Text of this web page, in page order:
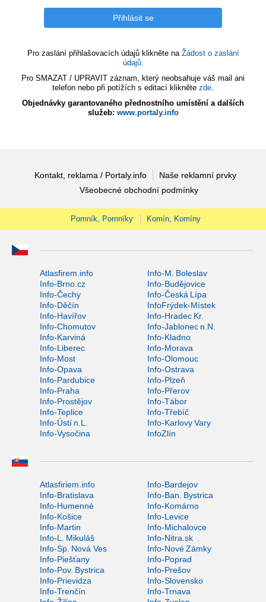
Pro zaslání přihlašovacích údajů klikněte na Žádost o zaslání
údajů.
Pro SMAZAT / UPRAVIT záznam, který neobsahuje váš mail ani
telefon nebo při potížích s editací klikněte zde.
Objednávky garantovaného přednostního umístění a dalších
služeb: www.portaly.info
Kontakt, reklama / Portaly.info
Naše reklamní prvky
Všeobecné obchodní podmínky
Pomník, Pomníky Komín, Komíny
Atlasfirem.info
Info-M. Boleslav
Info-Brno.cz
Info-Budějovice
Info-Čechy
Info-Česká Lípa
Info-Děčín
InfoFrýdek-Místek
Info-Havířov
Info-Hradec Kr.
Info-Chomutov
Info-Jablonec n.N.
Info-Karviná
Info-Kladno
Info-Liberec
Info-Morava
Info-Most
Info-Olomouc
Info-Opava
Info-Ostrava
Info-Pardubice
Info-Plzeň
Info-Praha
Info-Přerov
Info-Prostějov
Info-Tábor
Info-Teplice
Info-Třebíč
Info-Ústí n.L.
Info-Karlovy Vary
Info-Vysočina
InfoZlín
Atlasfiriem.info
Info-Bardejov
Info-Bratislava
Info-Ban. Bystrica
Info-Humenné
Info-Komárno
Info-Košice
Info-Levice
Info-Martin
Info-Michalovce
Info-L. Mikuláš
Info-Nitra.sk
Info-Sp. Nová Ves
Info-Nové Zámky
Info-Piešťany
Info-Poprad
Info-Pov. Bystrica
Info-Prešov
Info-Prievidza
Info-Slovensko
Info-Trenčín
Info-Trnava